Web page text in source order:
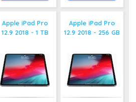
Apple iPad Pro
12.9 2018 - 1 TB
Apple iPad Pro
12.9 2018 - 256 GB